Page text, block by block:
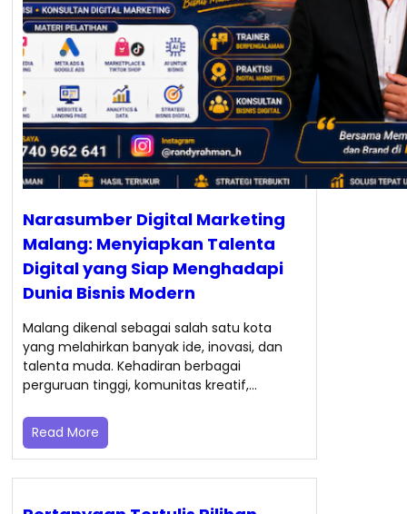
Narasumber Digital Marketing
Malang: Menyiapkan Talenta
Digital yang Siap Menghadapi
Dunia Bisnis Modern
Malang dikenal sebagai salah satu kota
yang melahirkan banyak ide, inovasi, dan
talenta muda. Kehadiran berbagai
perguruan tinggi, komunitas kreatif,…
Read More